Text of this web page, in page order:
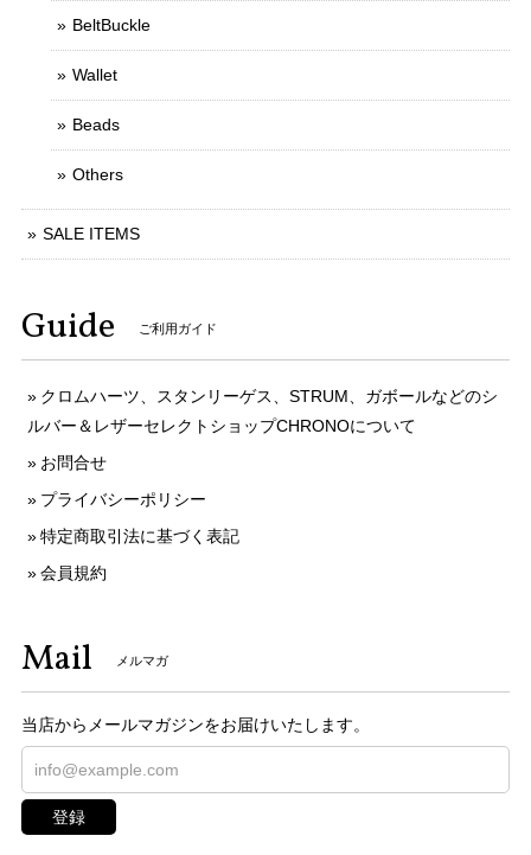
BeltBuckle
Wallet
Beads
Others
SALE ITEMS
Guide ご利用ガイド
クロムハーツ、スタンリーゲス、STRUM、ガボールなどのシ
ルバー＆レザーセレクトショップCHRONOについて
お問合せ
プライバシーポリシー
特定商取引法に基づく表記
会員規約
Mail メルマガ
当店からメールマガジンをお届けいたします。
登録